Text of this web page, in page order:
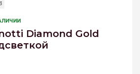
Diamond Gold